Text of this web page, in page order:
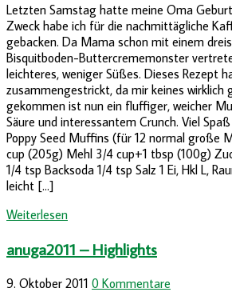
Letzten Samstag hatte meine Oma
Zweck habe ich für die nachmittägliche
gebacken. Da Mama schon mit einem
Bisquitboden-Buttercrememonster
leichteres, weniger Süßes. Dieses Rezept
zusammengestrickt, da mir keines wirklich
gekommen ist nun ein fluffiger, weicher
Säure und interessantem Crunch. Viel
Poppy Seed Muffins (für 12 normal große
cup (205g) Mehl 3/4 cup+1 tbsp (100g)
1/4 tsp Backsoda 1/4 tsp Salz 1 Ei, Hkl L,
leicht […]
Weiterlesen
anuga2011 – Highlights
9. Oktober 2011 0 Kommentare